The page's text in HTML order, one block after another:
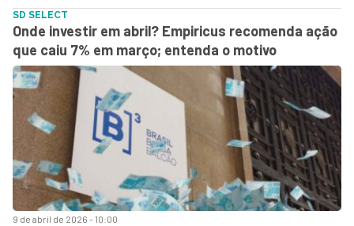
9 de abril de 2026 - 10:00
SD SELECT
Onde investir em abril? Empiricus recomenda ação
que caiu 7% em março; entenda o motivo